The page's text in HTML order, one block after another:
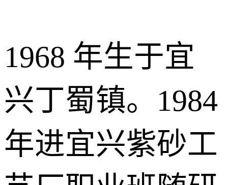
1968 年生于宜
兴丁蜀镇。1984
年进宜兴紫砂工